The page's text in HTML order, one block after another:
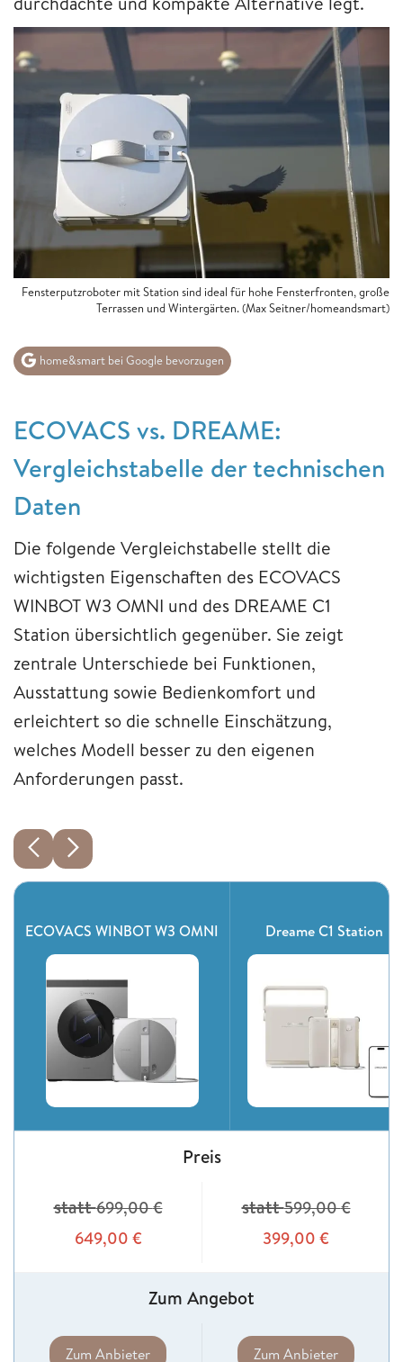
Fensterputzroboter mit Station sind ideal für hohe Fensterfronten, große
Terrassen und Wintergärten. (Max Seitner/homeandsmart)
home&smart bei Google bevorzugen
ECOVACS vs. DREAME:
Vergleichstabelle der technischen
Daten
Die folgende Vergleichstabelle stellt die
wichtigsten Eigenschaften des ECOVACS
WINBOT W3 OMNI und des DREAME C1
Station übersichtlich gegenüber. Sie zeigt
zentrale Unterschiede bei Funktionen,
Ausstattung sowie Bedienkomfort und
erleichtert so die schnelle Einschätzung,
welches Modell besser zu den eigenen
Anforderungen passt.
ECOVACS WINBOT W3 OMNI Dreame C1 Station
Preis
statt699,00€
649,00 €
statt599,00€
399,00 €
Zum Angebot
Zum Anbieter Zum Anbieter